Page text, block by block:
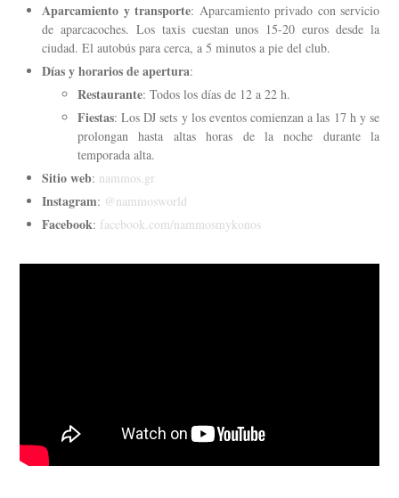
Aparcamiento y transporte: Aparcamiento privado con servicio
de aparcacoches. Los taxis cuestan unos 15-20 euros desde la
ciudad. El autobús para cerca, a 5 minutos a pie del club.
Días y horarios de apertura:
Restaurante: Todos los días de 12 a 22 h.
Fiestas: Los DJ sets y los eventos comienzan a las 17 h y se
prolongan hasta altas horas de la noche durante la
temporada alta.
Sitio web: nammos.gr
Instagram: @nammosworld
Facebook: facebook.com/nammosmykonos